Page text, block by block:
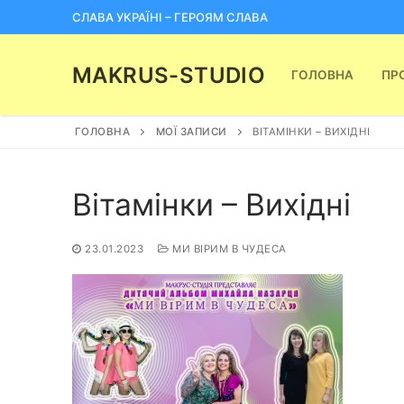
до
СЛАВА УКРАЇНІ – ГЕРОЯМ СЛАВА
MAKRUS-STUDIO ГОЛОВНА
ГОЛОВНА МОЇ ЗАПИСИ ВІТАМІНКИ – ВИХІДНІ
Вітамінки – Вихідні
23.01.2023 МИ ВІРИМ В ЧУДЕСА